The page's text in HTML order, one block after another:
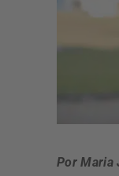
Por Maria